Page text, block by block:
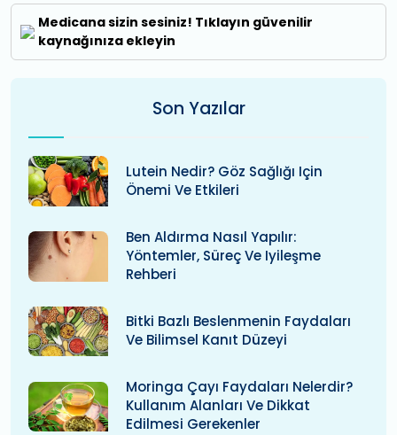
Medicana sizin sesiniz! Tıklayın güvenilir
kaynağınıza ekleyin
Son Yazılar
Lutein Nedir? Göz Sağlığı Için
Önemi Ve Etkileri
Ben Aldırma Nasıl Yapılır:
Yöntemler, Süreç Ve Iyileşme
Rehberi
Bitki Bazlı Beslenmenin Faydaları
Ve Bilimsel Kanıt Düzeyi
Moringa Çayı Faydaları Nelerdir?
Kullanım Alanları Ve Dikkat
Edilmesi Gerekenler